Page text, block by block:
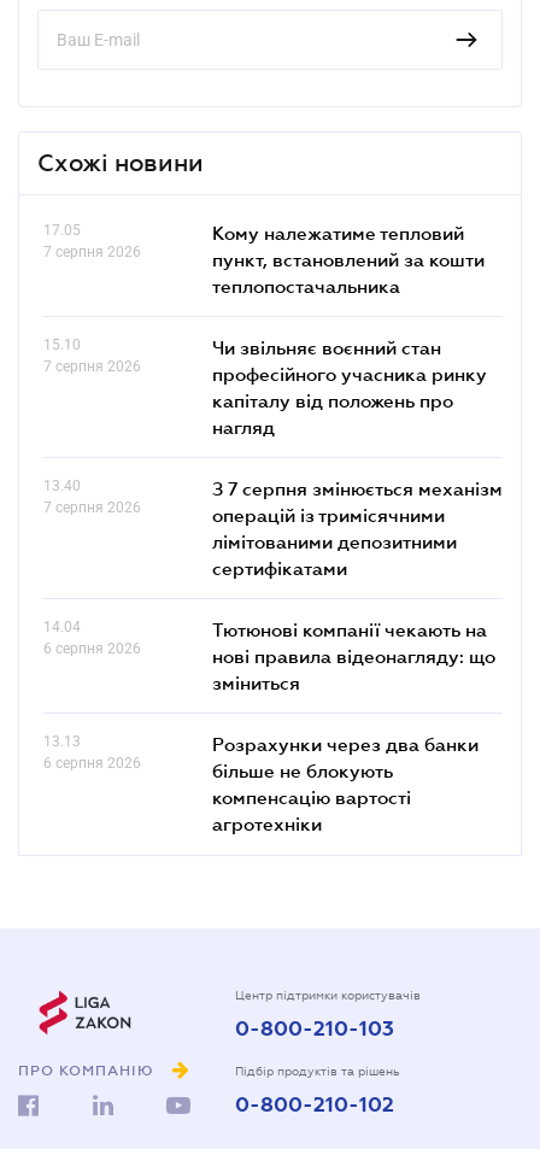
Схожі новини
17.05
7 серпня 2026
Кому належатиме тепловий
пункт, встановлений за кошти
теплопостачальника
15.10
7 серпня 2026
Чи звільняє воєнний стан
професійного учасника ринку
капіталу від положень про
нагляд
13.40
7 серпня 2026
З 7 серпня змінюється механізм
операцій із тримісячними
лімітованими депозитними
сертифікатами
14.04
6 серпня 2026
Тютюнові компанії чекають на
нові правила відеонагляду: що
зміниться
13.13
6 серпня 2026
Розрахунки через два банки
більше не блокують
компенсацію вартості
агротехніки
ПРО КОМПАНІЮ
Центр підтримки користувачів
0-800-210-103
Підбір продуктів та рішень
0-800-210-102